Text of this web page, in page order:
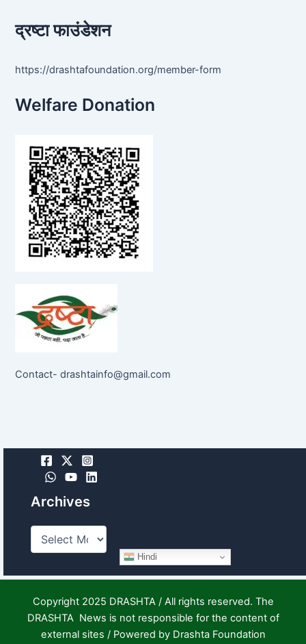
द्रष्टा फाउंडेशन
https://drashtafoundation.org/member-form
Welfare Donation
Contact- drashtainfo@gmail.com
Archives
Hindi
Copyright 2025 DRASHTA / All rights reserved. The
DRASHTA News is not responsible for the content of
external sites / Powered by Drashta Foundation